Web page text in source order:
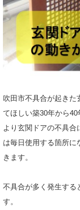
吹田市不具合が起きた
てほしい築30年から
より玄関ドアの不具
は毎日使用する箇所に
きます。
不具合が多く発生する
す。